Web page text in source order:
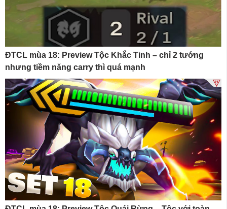
ĐTCL mùa 18: Preview Tộc Khắc Tinh – chỉ 2 tướng
nhưng tiềm năng carry thì quá mạnh